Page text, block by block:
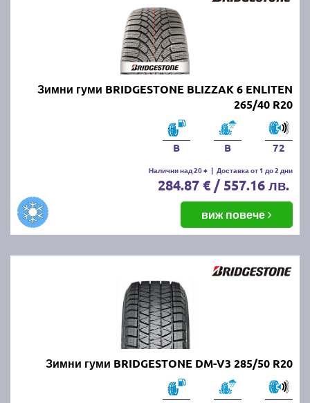
Зимни гуми BRIDGESTONE BLIZZAK 6 ENLITEN
265/40 R20
B B 72
Налични над 20 + | Доставка от 1 до 2 дни
284.87 € / 557.16 лв.
виж повече
Зимни гуми BRIDGESTONE DM-V3 285/50 R20